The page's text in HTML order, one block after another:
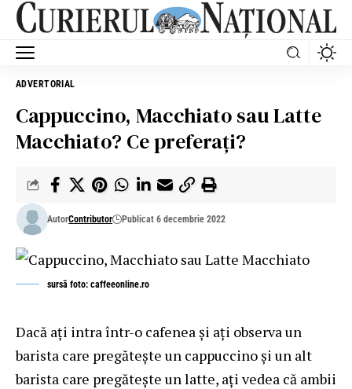
ADVERTORIAL
Cappuccino, Macchiato sau Latte
Macchiato? Ce preferați?
AutorContributor Publicat 6 decembrie 2022
sursă foto: caffeeonline.ro
Dacă ați intra într-o cafenea și ați observa un
barista care pregătește un cappuccino și un alt
barista care pregătește un latte, ați vedea că ambii